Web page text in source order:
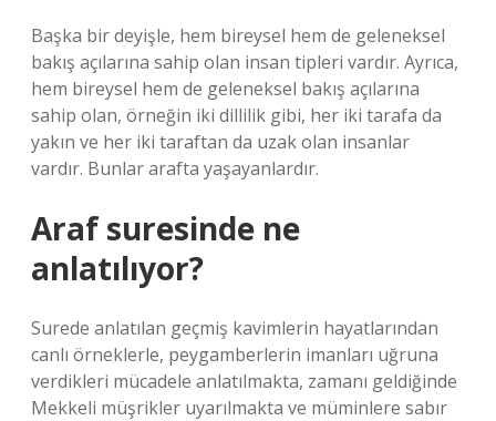
Başka bir deyişle, hem bireysel hem de geleneksel
bakış açılarına sahip olan insan tipleri vardır. Ayrıca,
hem bireysel hem de geleneksel bakış açılarına
sahip olan, örneğin iki dillilik gibi, her iki tarafa da
yakın ve her iki taraftan da uzak olan insanlar
vardır. Bunlar arafta yaşayanlardır.
Araf suresinde ne
anlatılıyor?
Surede anlatılan geçmiş kavimlerin hayatlarından
canlı örneklerle, peygamberlerin imanları uğruna
verdikleri mücadele anlatılmakta, zamanı geldiğinde
Mekkeli müşrikler uyarılmakta ve müminlere sabır